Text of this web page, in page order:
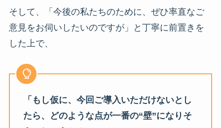
そして、「今後の私たちのために、ぜひ率直なご
意見をお伺いしたいのですが」と丁寧に前置きを
した上で、
「もし仮に、今回ご導入いただけないとし
たら、どのような点が一番の“壁”になりそ